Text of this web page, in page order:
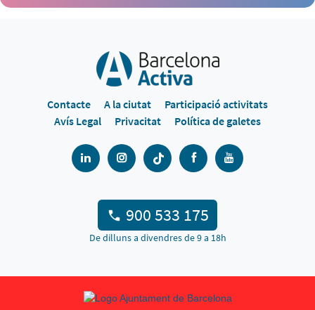
Contacte A la ciutat
Participació activitats
Avís Legal
Privacitat Política de galetes
900 533 175
De dilluns a divendres de 9 a 18h